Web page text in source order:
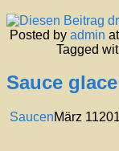
Posted by admin
Tagged
Sauce glace
SaucenMärz 11